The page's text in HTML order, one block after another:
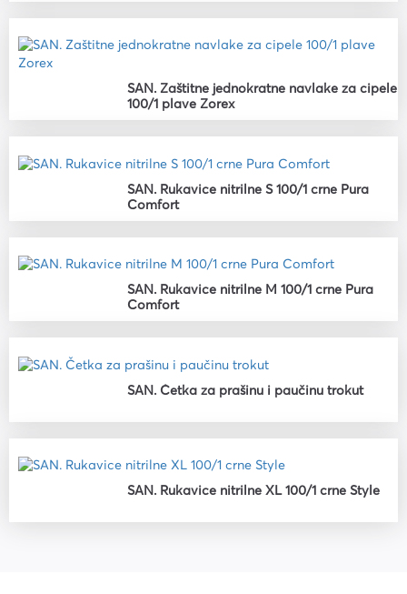
SAN. Zaštitne jednokratne navlake za cipele
100/1 plave Zorex
SAN. Rukavice nitrilne S 100/1 crne Pura
Comfort
SAN. Rukavice nitrilne M 100/1 crne Pura
Comfort
SAN. Četka za prašinu i paučinu trokut
SAN. Rukavice nitrilne XL 100/1 crne Style